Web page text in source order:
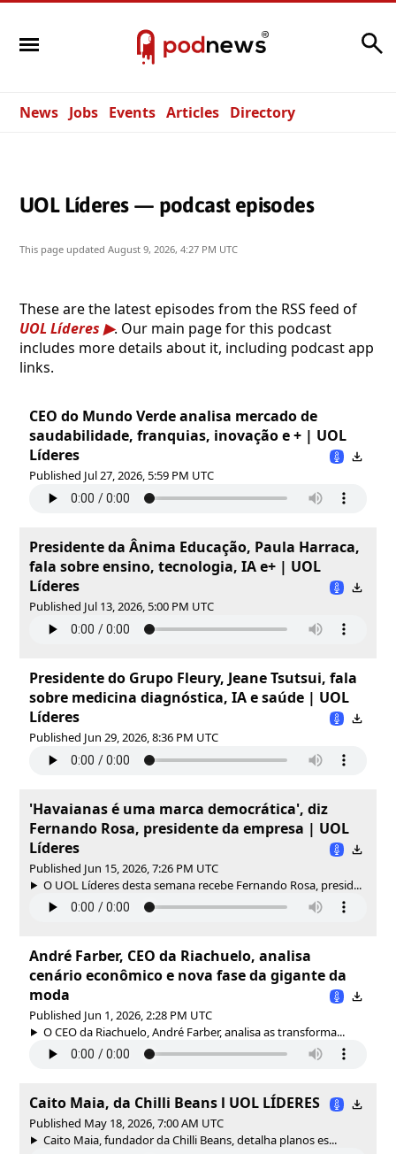
News Jobs Events Articles Directory
UOL Líderes — podcast episodes
This page updated August 9, 2026, 4:27 PM UTC
These are the latest episodes from the RSS feed of
UOL Líderes
. Our main page for this podcast
includes more details about it, including podcast app
links.
CEO do Mundo Verde analisa mercado de
saudabilidade, franquias, inovação e + | UOL
Líderes
Published Jul 27, 2026, 5:59 PM UTC
Presidente da Ânima Educação, Paula Harraca,
fala sobre ensino, tecnologia, IA e+ | UOL
Líderes
Published Jul 13, 2026, 5:00 PM UTC
Presidente do Grupo Fleury, Jeane Tsutsui, fala
sobre medicina diagnóstica, IA e saúde | UOL
Líderes
Published Jun 29, 2026, 8:36 PM UTC
'Havaianas é uma marca democrática', diz
Fernando Rosa, presidente da empresa | UOL
Líderes
Published Jun 15, 2026, 7:26 PM UTC
O UOL Líderes desta semana recebe Fernando Rosa, presid...
André Farber, CEO da Riachuelo, analisa
cenário econômico e nova fase da gigante da
moda
Published Jun 1, 2026, 2:28 PM UTC
O CEO da Riachuelo, André Farber, analisa as transforma...
Caito Maia, da Chilli Beans l UOL LÍDERES
Published May 18, 2026, 7:00 AM UTC
Caito Maia, fundador da Chilli Beans, detalha planos es...